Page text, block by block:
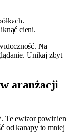
cieni.
Na
Unikaj zbyt
aranżacji
Telewizor powinien
od kanapy to mniej